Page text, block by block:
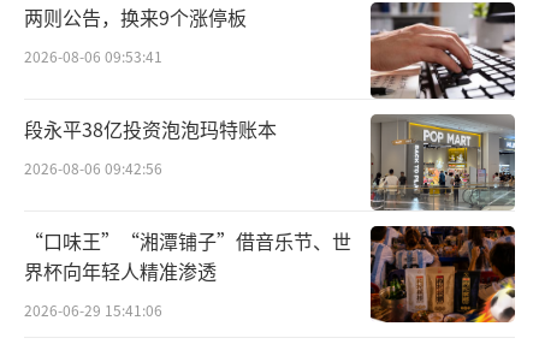
两则公告，换来9个涨停板
2026-08-06 09:53:41
段永平38亿投资泡泡玛特账本
2026-08-06 09:42:56
“口味王”“湘潭铺子”借音乐节、世
界杯向年轻人精准渗透
2026-06-29 15:41:06